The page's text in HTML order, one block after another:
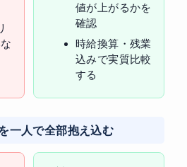
値が上がるかを
確認
時給換算・残業
込みで実質比較
する
一人で全部抱え込む